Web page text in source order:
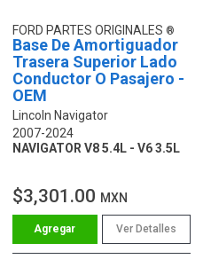
FORD PARTES ORIGINALES
Base De Amortiguador
Trasera Superior Lado
Conductor O Pasajero -
OEM
Lincoln Navigator
2007-2024
NAVIGATOR V8 5.4L - V6 3.5L
$3,301.00 MXN
Ver Detalles